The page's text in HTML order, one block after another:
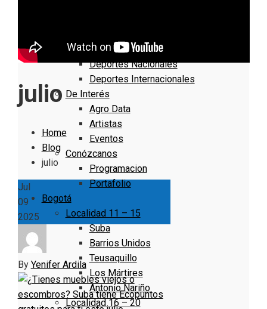
Deportes Locales
Deportes Nacionales
Deportes Internacionales
De Interés
Agro Data
Artistas
Eventos
Conózcanos
Programacion
Portafolio
Bogotá
Localidad 11 – 15
Suba
Barrios Unidos
Teusaquillo
Los Mártires
Antonio Nariño
Localidad 16 – 20
julio
Home
Blog
julio
Jul
09
2025
By Yenifer Ardila